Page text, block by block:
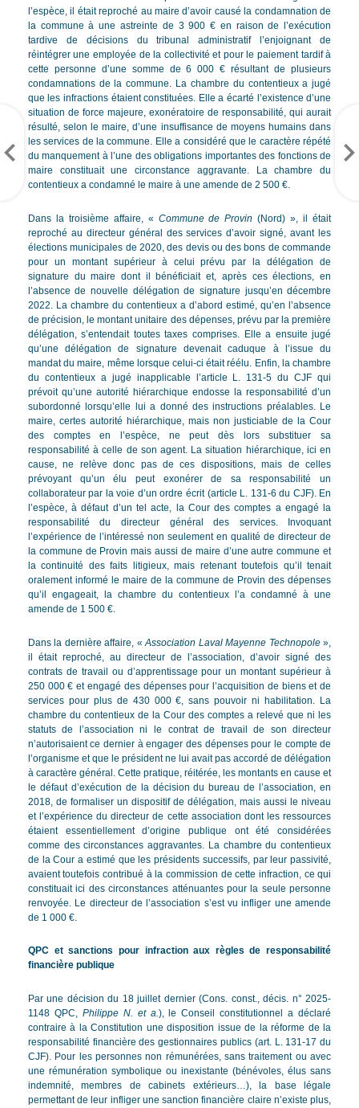
l’espèce, il était reproché au maire d’avoir causé la condamnation de
la commune à une astreinte de 3 900 € en raison de l’exécution
tardive de décisions du tribunal administratif l’enjoignant de
réintégrer une employée de la collectivité et pour le paiement tardif à
cette personne d’une somme de 6 000 € résultant de plusieurs
condamnations de la commune. La chambre du contentieux a jugé
que les infractions étaient constituées. Elle a écarté l’existence d’une
situation de force majeure, exonératoire de responsabilité, qui aurait
résulté, selon le maire, d’une insuffisance de moyens humains dans
les services de la commune. Elle a considéré que le caractère répété
du manquement à l’une des obligations importantes des fonctions de
maire constituait une circonstance aggravante. La chambre du
contentieux a condamné le maire à une amende de 2 500 €.
Dans la troisième affaire, « Commune de Provin (Nord) », il était
reproché au directeur général des services d’avoir signé, avant les
élections municipales de 2020, des devis ou des bons de commande
pour un montant supérieur à celui prévu par la délégation de
signature du maire dont il bénéficiait et, après ces élections, en
l’absence de nouvelle délégation de signature jusqu’en décembre
2022. La chambre du contentieux a d’abord estimé, qu’en l’absence
de précision, le montant unitaire des dépenses, prévu par la première
délégation, s’entendait toutes taxes comprises. Elle a ensuite jugé
qu’une délégation de signature devenait caduque à l’issue du
mandat du maire, même lorsque celui-ci était réélu. Enfin, la chambre
du contentieux a jugé inapplicable l’article L. 131-5 du CJF qui
prévoit qu’une autorité hiérarchique endosse la responsabilité d’un
subordonné lorsqu’elle lui a donné des instructions préalables. Le
maire, certes autorité hiérarchique, mais non justiciable de la Cour
des comptes en l’espèce, ne peut dès lors substituer sa
responsabilité à celle de son agent. La situation hiérarchique, ici en
cause, ne relève donc pas de ces dispositions, mais de celles
prévoyant qu’un élu peut exonérer de sa responsabilité un
collaborateur par la voie d’un ordre écrit (article L. 131-6 du CJF). En
l’espèce, à défaut d’un tel acte, la Cour des comptes a engagé la
responsabilité du directeur général des services. Invoquant
l’expérience de l’intéressé non seulement en qualité de directeur de
la commune de Provin mais aussi de maire d’une autre commune et
la continuité des faits litigieux, mais retenant toutefois qu’il tenait
oralement informé le maire de la commune de Provin des dépenses
qu’il engageait, la chambre du contentieux l’a condamné à une
amende de 1 500 €.
Dans la dernière affaire, «Association Laval Mayenne Technopole»,
il était reproché, au directeur de l’association, d’avoir signé des
contrats de travail ou d’apprentissage pour un montant supérieur à
250 000 € et engagé des dépenses pour l’acquisition de biens et de
services pour plus de 430 000 €, sans pouvoir ni habilitation. La
chambre du contentieux de la Cour des comptes a relevé que ni les
statuts de l’association ni le contrat de travail de son directeur
n’autorisaient ce dernier à engager des dépenses pour le compte de
l’organisme et que le président ne lui avait pas accordé de délégation
à caractère général. Cette pratique, réitérée, les montants en cause et
le défaut d’exécution de la décision du bureau de l’association, en
2018, de formaliser un dispositif de délégation, mais aussi le niveau
et l’expérience du directeur de cette association dont les ressources
étaient essentiellement d’origine publique ont été considérées
comme des circonstances aggravantes. La chambre du contentieux
de la Cour a estimé que les présidents successifs, par leur passivité,
avaient toutefois contribué à la commission de cette infraction, ce qui
constituait ici des circonstances atténuantes pour la seule personne
renvoyée. Le directeur de l’association s’est vu infliger une amende
de 1 000 €.
QPC et sanctions pour infraction aux règles de responsabilité
financière publique
Par une décision du 18 juillet dernier (Cons. const., décis. n° 2025-
1148 QPC, Philippe N. et a.), le Conseil constitutionnel a déclaré
contraire à la Constitution une disposition issue de la réforme de la
responsabilité financière des gestionnaires publics (art. L. 131-17 du
CJF). Pour les personnes non rémunérées, sans traitement ou avec
une rémunération symbolique ou inexistante (bénévoles, élus sans
indemnité, membres de cabinets extérieurs…), la base légale
permettant de leur infliger une sanction financière claire n’existe plus,